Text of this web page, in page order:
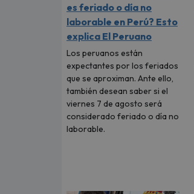
es feriado o día no
laborable en Perú? Esto
explica El Peruano
Los peruanos están
expectantes por los feriados
que se aproximan. Ante ello,
también desean saber si el
viernes 7 de agosto será
considerado feriado o día no
laborable.